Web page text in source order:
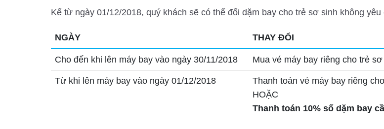
Kể từ ngày 01/12/2018, quý khách sẽ có thể đổi dặm bay cho trẻ sơ sinh không yêu
NGÀY THAY ĐỔI
Cho đến khi lên máy bay vào ngày 30/11/2018 Mua vé máy bay riêng cho trẻ
Từ khi lên máy bay vào ngày 01/12/2018
Thanh toán vé máy bay riêng
HOẶC
Thanh toán 10% số dặm bay